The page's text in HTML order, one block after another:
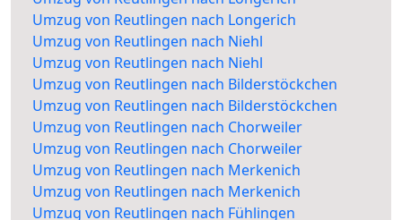
Umzug von Reutlingen nach Longerich
Umzug von Reutlingen nach Niehl
Umzug von Reutlingen nach Niehl
Umzug von Reutlingen nach Bilderstöckchen
Umzug von Reutlingen nach Bilderstöckchen
Umzug von Reutlingen nach Chorweiler
Umzug von Reutlingen nach Chorweiler
Umzug von Reutlingen nach Merkenich
Umzug von Reutlingen nach Merkenich
Umzug von Reutlingen nach Fühlingen